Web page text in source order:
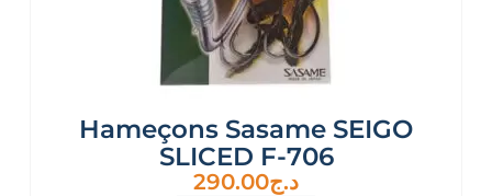
Hameçons Sasame SEIGO
SLICED F-706
د.ج290.00